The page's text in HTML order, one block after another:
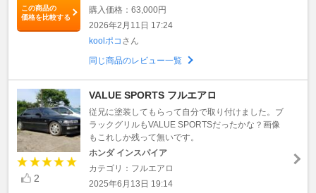
この商品の
価格を比較する
購入価格：63,000円
2026年2月11日 17:24
koolポコ さん
同じ商品のレビュー一覧
2
VALUE SPORTS フルエアロ
従兄に塗装してもらって自分で取り付けました。ブ
ラックグリルもVALUE SPORTSだったかな？画像
もこれしか残って無いです。
ホンダ インスパイア
カテゴリ：フルエアロ
2025年6月13日 19:14